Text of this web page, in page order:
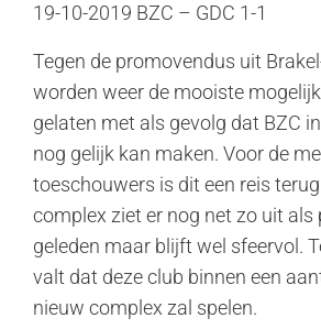
19-10-2019 BZC – GDC 1-1
Tegen de promovendus uit
worden weer de mooiste
gelaten met als gevolg dat BZC
nog gelijk kan maken. Voor de
toeschouwers is dit een reis
complex ziet er nog net zo uit als
geleden maar blijft wel sfeervol.
valt dat deze club binnen een
nieuw complex zal spelen.